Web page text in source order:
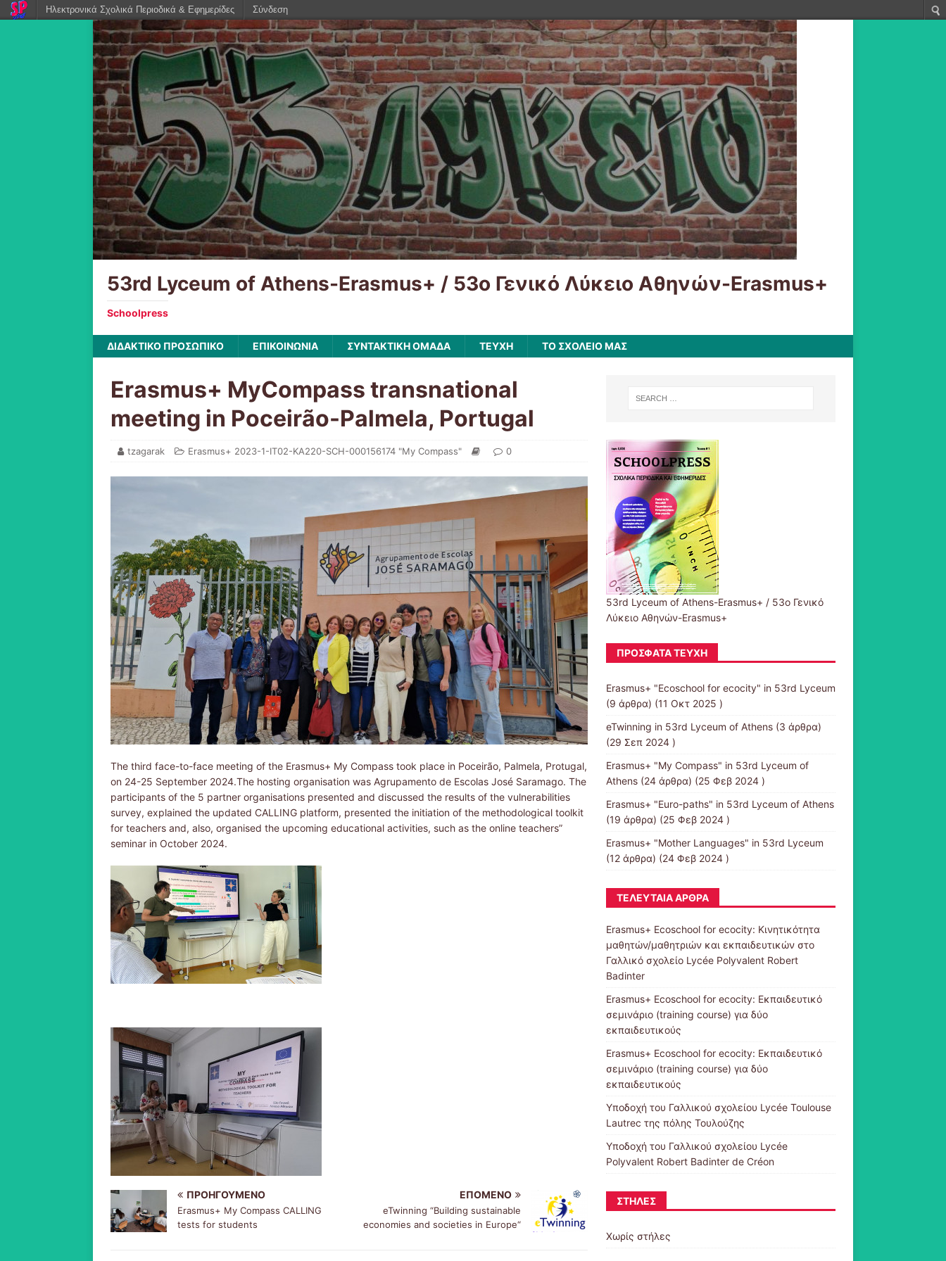
53rd Lyceum of Athens-Erasmus+ / 53ο Γενικό Λύκειο Αθηνών-Erasmus+
Schoolpress
ΔΙΔΑΚΤΙΚΟ ΠΡΟΣΩΠΙΚΟ ΕΠΙΚΟΙΝΩΝΙΑ ΣΥΝΤΑΚΤΙΚΗ ΟΜΑΔΑ ΤΕΥΧΗ ΤΟ ΣΧΟΛΕΙΟ ΜΑΣ
Erasmus+ MyCompass transnational
meeting in Poceirão-Palmela, Portugal
tzagarak Erasmus+ 2023-1-IT02-KA220-SCH-000156174 "My Compass" 0
The third face-to-face meeting of the Erasmus+ My Compass took place in Poceirão, Palmela, Protugal,
on 24-25 September 2024.​The hosting organisation was Agrupamento de Escolas José Saramago. The
participants of the 5 partner organisations presented and discussed the results of the vulnerabilities
survey, explained the updated CALLING platform, presented the initiation of the methodological toolkit
for teachers and, also, organised the upcoming educational activities, such as the online teachers”
seminar in October 2024.
ΠΡΟΗΓΟΎΜΕΝΟ
Erasmus+ My Compass CALLING
tests for students
ΕΠΌΜΕΝΟ
eTwinning “Building sustainable
economies and societies in Europe“
53rd Lyceum of Athens-Erasmus+ / 53ο Γενικό
Λύκειο Αθηνών-Erasmus+
ΠΡΌΣΦΑΤΑ ΤΕΎΧΗ
Erasmus+ "Ecoschool for ecocity" in 53rd Lyceum
(9 άρθρα) (11 Οκτ 2025 )
eTwinning in 53rd Lyceum of Athens(3 άρθρα)
(29 Σεπ 2024 )
Erasmus+ "My Compass" in 53rd Lyceum of
Athens(24 άρθρα) (25 Φεβ 2024 )
Erasmus+ "Euro-paths" in 53rd Lyceum of Athens
(19 άρθρα) (25 Φεβ 2024 )
Erasmus+ "Mother Languages" in 53rd Lyceum
(12 άρθρα) (24 Φεβ 2024 )
ΤΕΛΕΥΤΑΊΑ ΆΡΘΡΑ
Erasmus+ Ecoschool for ecocity: Κινητικότητα
μαθητών/μαθητριών και εκπαιδευτικών στο
Γαλλικό σχολείο Lycée Polyvalent Robert
Badinter
Erasmus+ Ecoschool for ecocity: Εκπαιδευτικό
σεμινάριο (training course) για δύο
εκπαιδευτικούς
Erasmus+ Ecoschool for ecocity: Εκπαιδευτικό
σεμινάριο (training course) για δύο
εκπαιδευτικούς
Υποδοχή του Γαλλικού σχολείου Lycée Toulouse
Lautrec της πόλης Τουλούζης
Υποδοχή του Γαλλικού σχολείου Lycée
Polyvalent Robert Badinter de Créon
ΣΤΉΛΕΣ
Χωρίς στήλες
Ηλεκτρονικά Σχολικά Περιοδικά & Εφημερίδες Σύνδεση